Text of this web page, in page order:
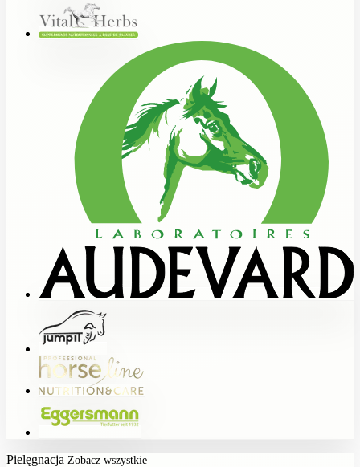
Pielęgnacja Zobacz wszystkie